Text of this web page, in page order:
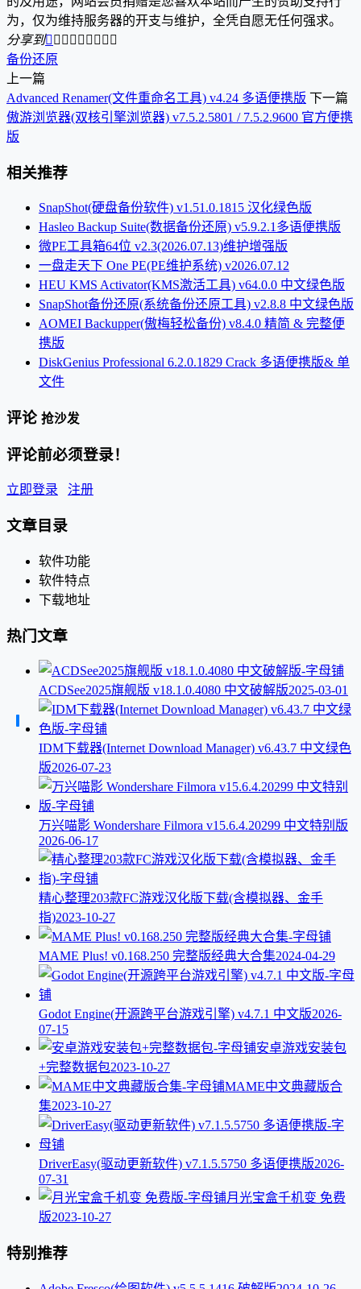
为，仅为维持服务器的开支与维护，全凭自愿无任何强求。
分享到        
备份还原
上一篇
Advanced Renamer(文件重命名工具) v4.24 多语便携版 下一篇
傲游浏览器(双核引擎浏览器) v7.5.2.5801 / 7.5.2.9600 官方便携
版
相关推荐
SnapShot(硬盘备份软件) v1.51.0.1815 汉化绿色版
Hasleo Backup Suite(数据备份还原) v5.9.2.1多语便携版
微PE工具箱64位 v2.3(2026.07.13)维护增强版
一盘走天下 One PE(PE维护系统) v2026.07.12
HEU KMS Activator(KMS激活工具) v64.0.0 中文绿色版
SnapShot备份还原(系统备份还原工具) v2.8.8 中文绿色版
AOMEI Backupper(傲梅轻松备份) v8.4.0 精简 & 完整便
携版
DiskGenius Professional 6.2.0.1829 Crack 多语便携版& 单
文件
评论 抢沙发
评论前必须登录！
立即登录 注册
文章目录
软件功能
软件特点
下载地址
热门文章
ACDSee2025旗舰版 v18.1.0.4080 中文破解版2025-03-01
IDM下载器(Internet Download Manager) v6.43.7 中文绿色
版2026-07-23
万兴喵影 Wondershare Filmora v15.6.4.20299 中文特别版
2026-06-17
精心整理203款FC游戏汉化版下载(含模拟器、金手
指)2023-10-27
MAME Plus! v0.168.250 完整版经典大合集2024-04-29
Godot Engine(开源跨平台游戏引擎) v4.7.1 中文版2026-
07-15
安卓游戏安装包
+完整数据包2023-10-27
MAME中文典藏版合
集2023-10-27
DriverEasy(驱动更新软件) v7.1.5.5750 多语便携版2026-
07-31
月光宝盒千机变 免费
版2023-10-27
特别推荐